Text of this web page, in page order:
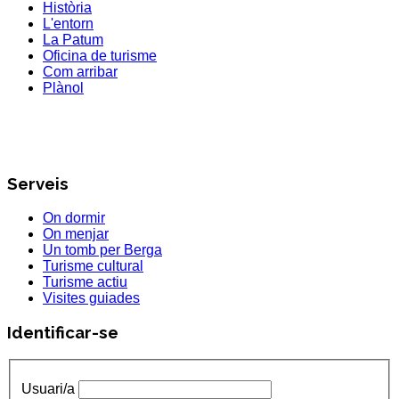
Història
L'entorn
La Patum
Oficina de turisme
Com arribar
Plànol
Serveis
On dormir
On menjar
Un tomb per Berga
Turisme cultural
Turisme actiu
Visites guiades
Identificar-se
Usuari/a